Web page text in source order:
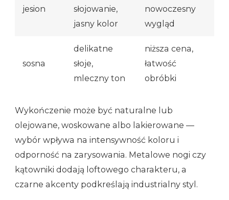
jesion
słojowanie,
jasny kolor
nowoczesny
wygląd
sosna
delikatne
słoje,
mleczny ton
niższa cena,
łatwość
obróbki
Wykończenie może być naturalne lub
olejowane, woskowane albo lakierowane —
wybór wpływa na intensywność koloru i
odporność na zarysowania. Metalowe nogi czy
kątowniki dodają loftowego charakteru, a
czarne akcenty podkreślają industrialny styl.